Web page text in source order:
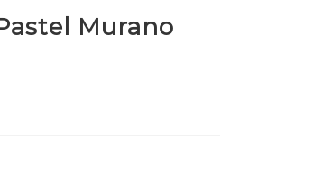
Murano